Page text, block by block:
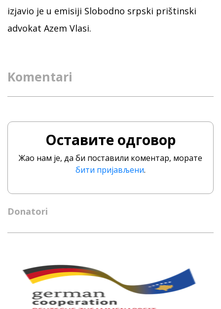
izjavio je u emisiji Slobodno srpski prištinski
advokat Azem Vlasi.
Komentari
Оставите одговор
Жао нам је, да би поставили коментар, морате
бити пријављени.
Donatori